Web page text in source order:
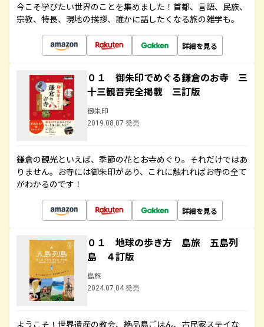
今こそ学びたい世界のことを集めました！首都、言語、民族、
宗教、特長、現地の挨拶、誰かに話したくなる旅の雑学も。
詳細を見る
０１ 御朱印でめぐる鎌倉のお寺 三
十三観音完全掲載 三訂版
御朱印
2019.08.07 発売
鎌倉の観光といえば、季節の花とお寺めぐり。それだけではあ
りません。お寺には御朱印があり、これに触れればお寺の全て
がわかるのです！
詳細を見る
０１ 地球の歩き方 島旅 五島列
島 ４訂版
島旅
2024.07.04 発売
ようこそ！世界遺産の教会、絶品島ごはん、古民家ステイな